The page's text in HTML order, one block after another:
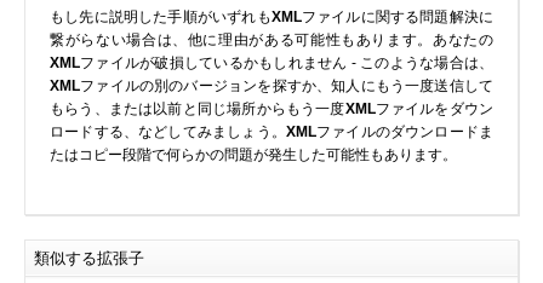
ルーター、スイッチ、AP
サウンドカード
テレビ、HDTV、プロジェクター
チューナーテレビ、TVカード
もし先に説明した手順がいずれもXMLファイルに関する問題解決に
繋がらない場合は、他に理由がある可能性もあります。あなたの
XMLファイルが破損しているかもしれません - このような場合は、
XMLファイルの別のバージョンを探すか、知人にもう一度送信して
もらう、または以前と同じ場所からもう一度XMLファイルをダウン
ロードする、などしてみましょう。 XMLファイルのダウンロードま
たはコピー段階で何らかの問題が発生した可能性もあります。
類似する拡張子